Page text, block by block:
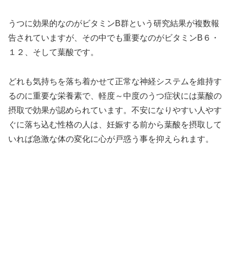
うつに効果的なのがビタミンB群という研究結果が複数報
告されていますが、その中でも重要なのがビタミンB６・
１２、そして葉酸です。
どれも気持ちを落ち着かせて正常な神経システムを維持す
るのに重要な栄養素で、軽度～中度のうつ症状には葉酸の
摂取で効果が認められています。不安になりやすい人やす
ぐに落ち込む性格の人は、妊娠する前から葉酸を摂取して
いれば急激な体の変化に心が戸惑う事を抑えられます。